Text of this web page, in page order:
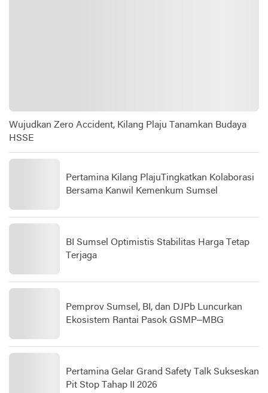
Wujudkan Zero Accident, Kilang Plaju Tanamkan Budaya
HSSE
Pertamina Kilang PlajuTingkatkan Kolaborasi
Bersama Kanwil Kemenkum Sumsel
BI Sumsel Optimistis Stabilitas Harga Tetap
Terjaga
Pemprov Sumsel, BI, dan DJPb Luncurkan
Ekosistem Rantai Pasok GSMP–MBG
Pertamina Gelar Grand Safety Talk Sukseskan
Pit Stop Tahap II 2026